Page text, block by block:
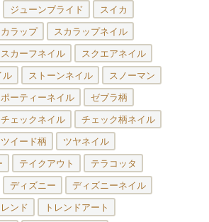
ジューンブライド スイカ
カラップ スカラップネイル
スカーフネイル スクエアネイル
ル ストーンネイル スノーマン
ポーティーネイル ゼブラ柄
チェックネイル チェック柄ネイル
ツイード柄 ツヤネイル
テイクアウト テラコッタ
ディズニー ディズニーネイル
レンド トレンドアート